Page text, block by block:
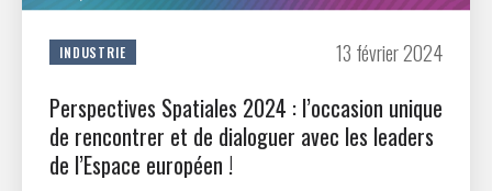
INDUSTRIE 13 février 2024
Perspectives Spatiales 2024 : l’occasion unique
de rencontrer et de dialoguer avec les leaders
de l’Espace européen !